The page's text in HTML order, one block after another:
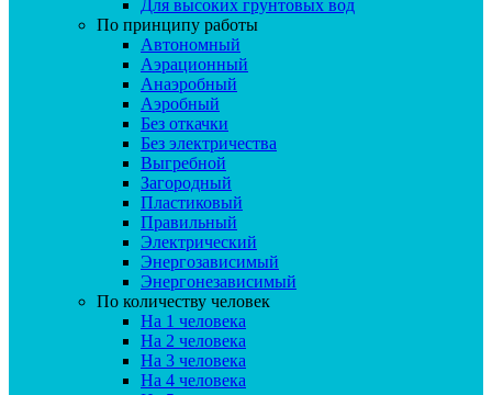
Для высоких грунтовых вод
По принципу работы
Автономный
Аэрационный
Анаэробный
Аэробный
Без откачки
Без электричества
Выгребной
Загородный
Пластиковый
Правильный
Электрический
Энергозависимый
Энергонезависимый
По количеству человек
На 1 человека
На 2 человека
На 3 человека
На 4 человека